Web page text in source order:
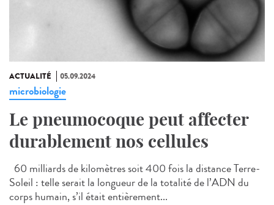
ACTUALITÉ 05.09.2024
microbiologie
Le pneumocoque peut affecter
durablement nos cellules
60 milliards de kilomètres soit 400 fois la distance Terre-
Soleil : telle serait la longueur de la totalité de l’ADN du
corps humain, s’il était entièrement...